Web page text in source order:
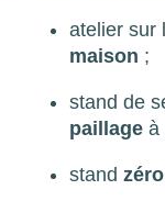
atelier sur
maison ;
stand de
paillage à
stand